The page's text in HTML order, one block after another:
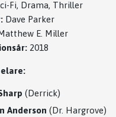
Fi, Drama, Thriller
Dave Parker
E. Miller
2018
(Derrick)
Anderson (Dr. Hargrove)